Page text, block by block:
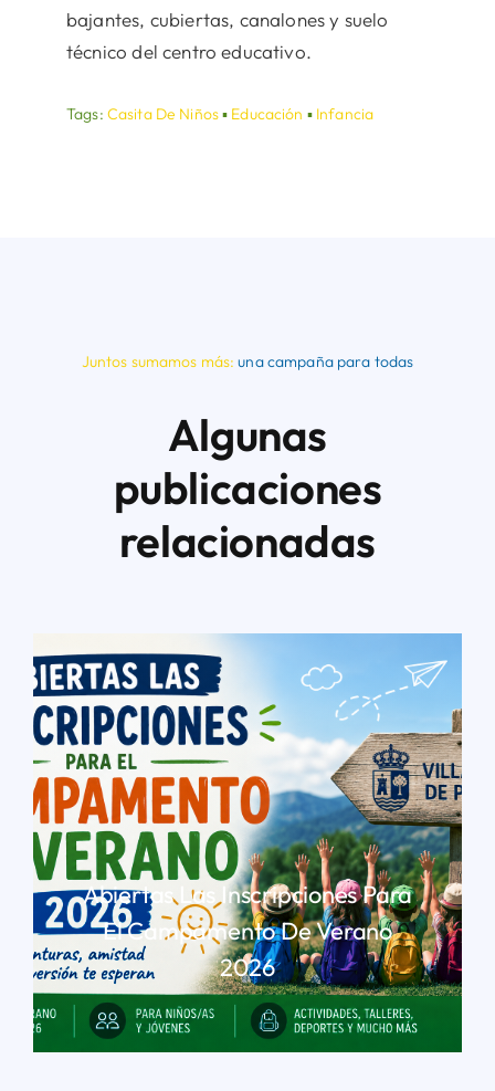
bajantes, cubiertas, canalones y suelo
técnico del centro educativo.
Tags: Casita De Niños▪ Educación ▪ Infancia
Juntos sumamos más:una campaña para todas
Algunas
publicaciones
relacionadas
Abiertas Las Inscripciones Para
El Campamento De Verano
2026
LEER MÁS